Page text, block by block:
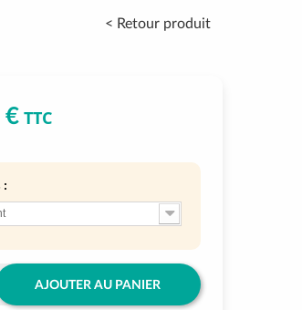
< Retour produit
€TTC
:
AJOUTER AU PANIER